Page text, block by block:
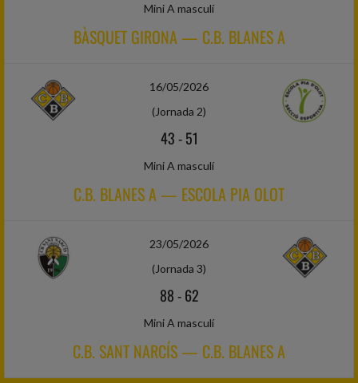
Mini A masculí
BÀSQUET GIRONA — C.B. BLANES A
16/05/2026
(Jornada 2)
43-51
Mini A masculí
C.B. BLANES A — ESCOLA PIA OLOT
23/05/2026
(Jornada 3)
88-62
Mini A masculí
C.B. SANT NARCÍS — C.B. BLANES A